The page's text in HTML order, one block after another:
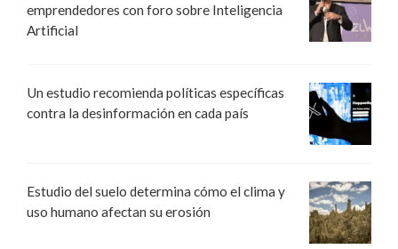
emprendedores con foro sobre Inteligencia
Artificial
Un estudio recomienda políticas específicas
contra la desinformación en cada país
Estudio del suelo determina cómo el clima y
uso humano afectan su erosión